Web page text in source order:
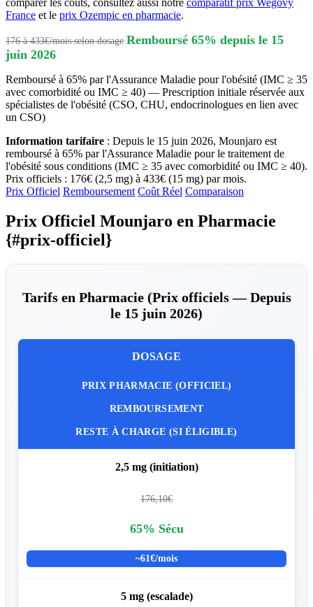
France et le prix Ozempic en pharmacie.
176 à 433€/mois selon dosage Remboursé 65% depuis le 15
juin 2026
Remboursé à 65% par l'Assurance Maladie pour l'obésité (IMC ≥ 35
avec comorbidité ou IMC ≥ 40) — Prescription initiale réservée aux
spécialistes de l'obésité (CSO, CHU, endocrinologues en lien avec
un CSO)
Information tarifaire : Depuis le 15 juin 2026, Mounjaro est
remboursé à 65% par l'Assurance Maladie pour le traitement de
l'obésité sous conditions (IMC ≥ 35 avec comorbidité ou IMC ≥ 40).
Prix officiels : 176€ (2,5 mg) à 433€ (15 mg) par mois.
Prix Officiel Remboursement Coût Réel Comparaison
Prix Officiel Mounjaro en Pharmacie
{#prix-officiel}
Tarifs en Pharmacie (Prix officiels — Depuis
le 15 juin 2026)
DOSAGE
PRIX PHARMACIE (OFFICIEL)
REMBOURSEMENT
RESTE À CHARGE (SI ÉLIGIBLE)
2,5 mg (initiation)
176,10€
65% Sécu
~61€/mois
5 mg (escalade)